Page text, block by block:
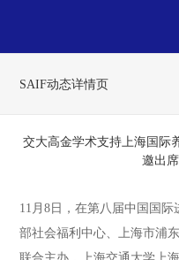
SAIF动态详情页
交大高金学术支持上海国际
邀出
11月8日，在第八届中国国
部社会福利中心、上海市浦